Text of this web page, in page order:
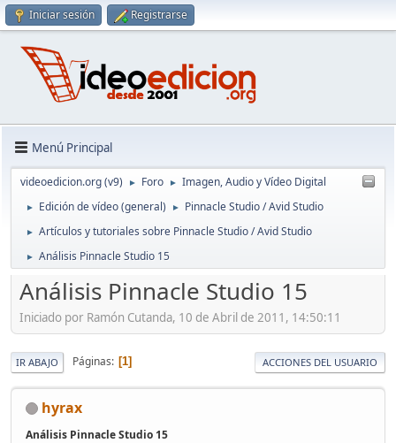
Iniciar sesión Registrarse
Menú Principal
videoedicion.org (v9) ► Foro ► Imagen, Audio y Vídeo Digital
► Edición de vídeo (general) ► Pinnacle Studio / Avid Studio
► Artículos y tutoriales sobre Pinnacle Studio / Avid Studio
► Análisis Pinnacle Studio 15
Análisis Pinnacle Studio 15
Iniciado por Ramón Cutanda, 10 de Abril de 2011, 14:50:11
IR ABAJO Páginas 1 ACCIONES DEL USUARIO
hyrax
Análisis Pinnacle Studio 15